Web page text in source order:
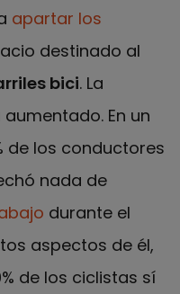
apartar los
destinado al
bici. La
En un
de los conductores
nada de
durante el
aspectos de él,
de los ciclistas sí